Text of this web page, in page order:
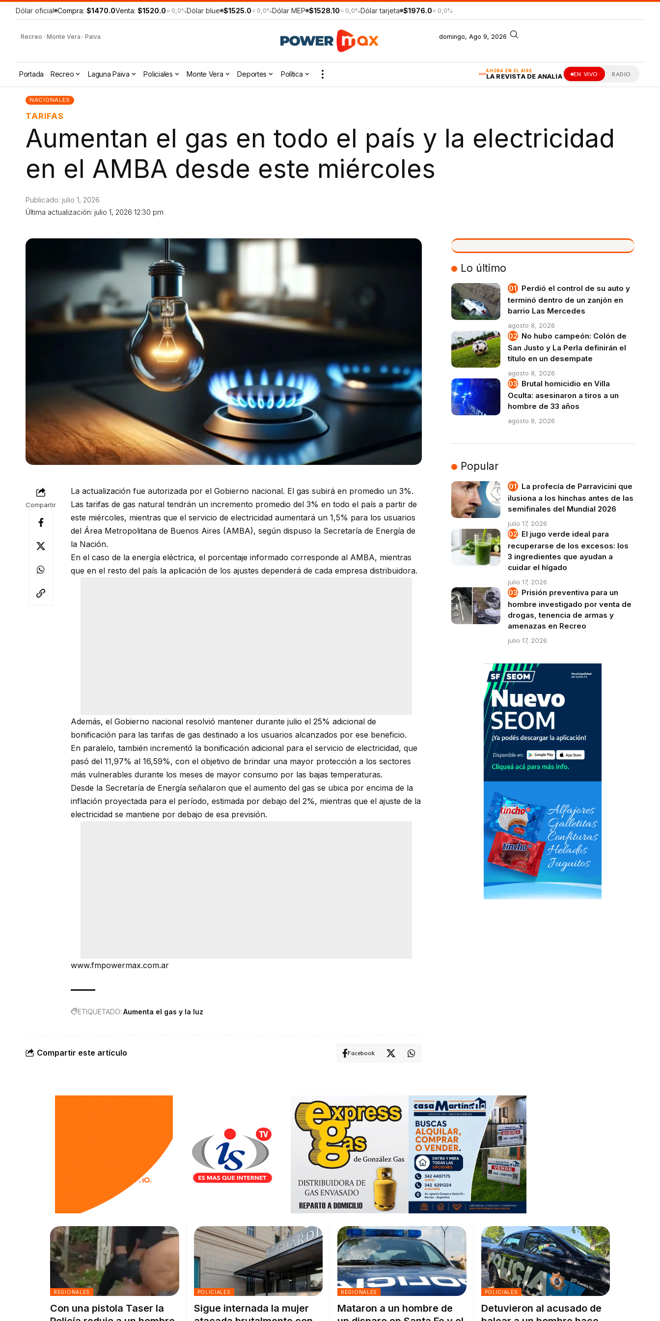
Dólar oficial Compra: $1470.0Venta: $1520.0 = 0,0%Dólar blue $1525.0 = 0,0%Dólar MEP $1528.10 = 0,0%Dólar tarjeta $1976.0 = 0,0%
Recreo · Monte Vera · Paiva domingo, Ago 9, 2026
AHORA EN EL AIRE
LA REVISTA DE ANALÍA EN VIVO RADIO
Portada Recreo Laguna Paiva Policiales Monte Vera Deportes Política
NACIONALES
TARIFAS
Aumentan el gas en todo el país y la electricidad
en el AMBA desde este miércoles
Última actualización: julio 1, 2026 12:30 pm
Publicado: julio 1, 2026
Compartir
La actualización fue autorizada por el Gobierno nacional. El gas subirá en promedio un 3%.
Las tarifas de gas natural tendrán un incremento promedio del 3% en todo el país a partir de
este miércoles, mientras que el servicio de electricidad aumentará un 1,5% para los usuarios
del Área Metropolitana de Buenos Aires (AMBA), según dispuso la Secretaría de Energía de
la Nación.
En el caso de la energía eléctrica, el porcentaje informado corresponde al AMBA, mientras
que en el resto del país la aplicación de los ajustes dependerá de cada empresa distribuidora.
Además, el Gobierno nacional resolvió mantener durante julio el 25% adicional de
bonificación para las tarifas de gas destinado a los usuarios alcanzados por ese beneficio.
En paralelo, también incrementó la bonificación adicional para el servicio de electricidad, que
pasó del 11,97% al 16,59%, con el objetivo de brindar una mayor protección a los sectores
más vulnerables durante los meses de mayor consumo por las bajas temperaturas.
Desde la Secretaría de Energía señalaron que el aumento del gas se ubica por encima de la
inflación proyectada para el período, estimada por debajo del 2%, mientras que el ajuste de la
electricidad se mantiene por debajo de esa previsión.
www.fmpowermax.com.ar
ETIQUETADO: Aumenta el gas y la luz
Compartir este artículo Facebook
VIVO
Lo último
Perdió el control de su auto y
terminó dentro de un zanjón en
barrio Las Mercedes
agosto 8, 2026
No hubo campeón: Colón de
San Justo y La Perla definirán el
título en un desempate
agosto 8, 2026
Brutal homicidio en Villa
Oculta: asesinaron a tiros a un
hombre de 33 años
agosto 8, 2026
Popular
La profecía de Parravicini que
ilusiona a los hinchas antes de las
semifinales del Mundial 2026
julio 17, 2026
El jugo verde ideal para
recuperarse de los excesos: los
3 ingredientes que ayudan a
cuidar el hígado
julio 17, 2026
Prisión preventiva para un
hombre investigado por venta de
drogas, tenencia de armas y
amenazas en Recreo
julio 17, 2026
REGIONALES
Con una pistola Taser la
POLICIALES
Sigue internada la mujer
REGIONALES
Mataron a un hombre de
POLICIALES
Detuvieron al acusado de